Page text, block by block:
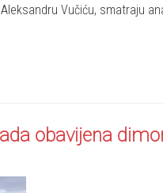
Vučiću, smatraju
obavijena